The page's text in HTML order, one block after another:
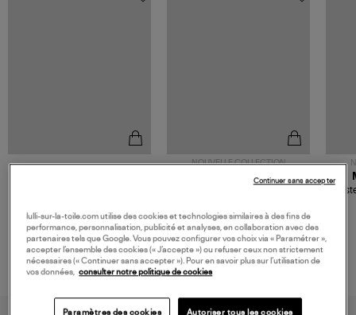
NOUVELLE COLLECTION
TORAL
lulli-sur-la-toile.com utilise des cookies et technologies similaires à des fins de
performance, personnalisation, publicité et analyses, en collaboration avec des
partenaires tels que Google. Vous pouvez configurer vos choix via « Paramétrer »,
accepter l’ensemble des cookies (« J’accepte ») ou refuser ceux non strictement
nécessaires (« Continuer sans accepter »). Pour en savoir plus sur l’utilisation de
vos données, consulter notre politique de cookies
Paramètres des cookies Autoriser tous les cookies
Continuer sans accepter